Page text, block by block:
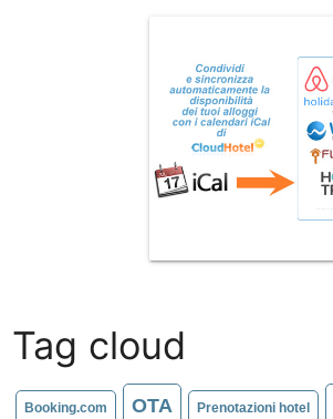
Tag cloud
Booking.com OTA Prenotazioni hotel